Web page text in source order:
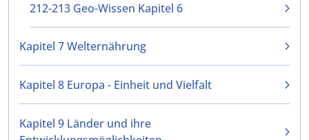
212-213 Geo-Wissen Kapitel 6
Kapitel 7 Welternährung
Kapitel 8 Europa - Einheit und Vielfalt
Kapitel 9 Länder und ihre